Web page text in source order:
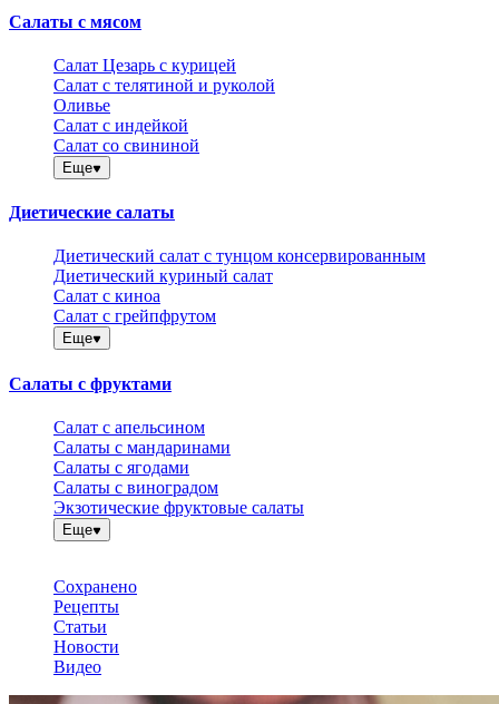
Салаты с мясом
Салат Цезарь с курицей
Салат с телятиной и руколой
Оливье
Салат с индейкой
Салат со свининой
Еще
Диетические салаты
Диетический салат с тунцом консервированным
Диетический куриный салат
Салат с киноа
Салат с грейпфрутом
Еще
Салаты с фруктами
Салат с апельсином
Салаты с мандаринами
Салаты с ягодами
Салаты с виноградом
Экзотические фруктовые салаты
Еще
Сохранено
Рецепты
Статьи
Новости
Видео